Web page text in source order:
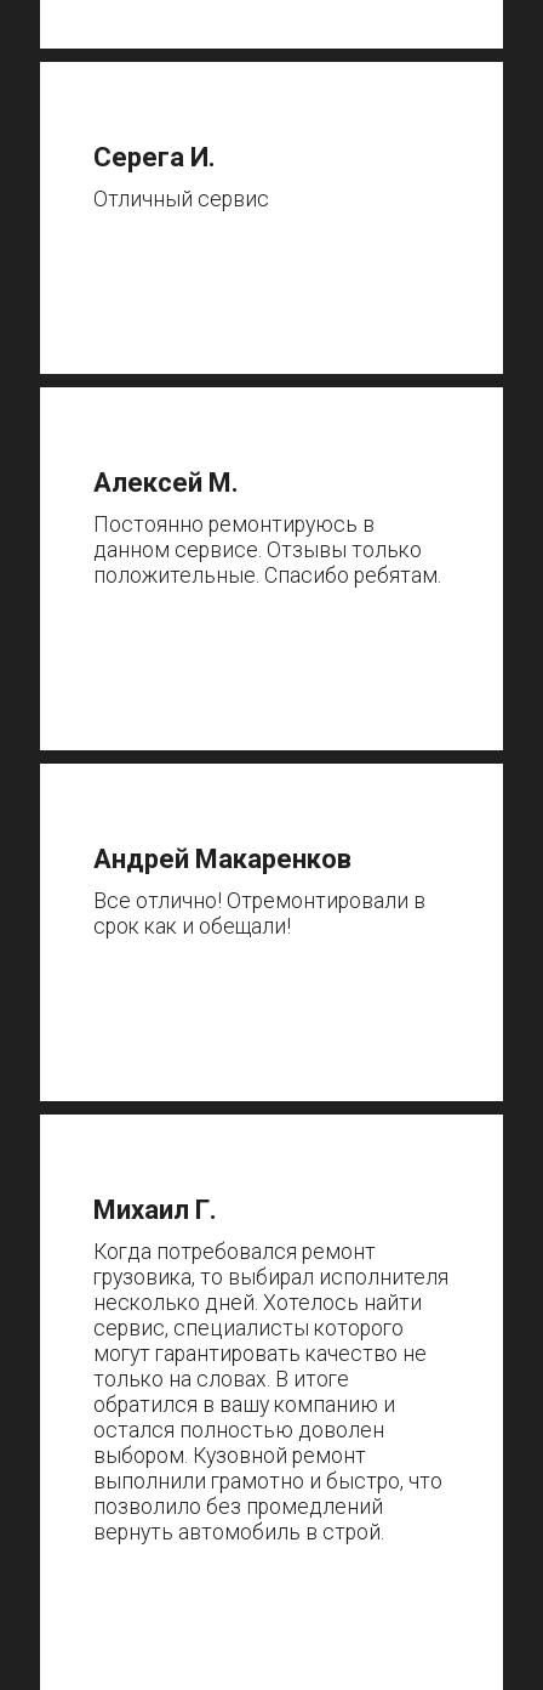
Серега И.
Отличный сервис
Алексей М.
Постоянно ремонтируюсь в
данном сервисе. Отзывы только
положительные. Спасибо ребятам.
Андрей Макаренков
Все отлично! Отремонтировали в
срок как и обещали!
Михаил Г.
Когда потребовался ремонт
грузовика, то выбирал исполнителя
несколько дней. Хотелось найти
сервис, специалисты которого
могут гарантировать качество не
только на словах. В итоге
обратился в вашу компанию и
остался полностью доволен
выбором. Кузовной ремонт
выполнили грамотно и быстро, что
позволило без промедлений
вернуть автомобиль в строй.